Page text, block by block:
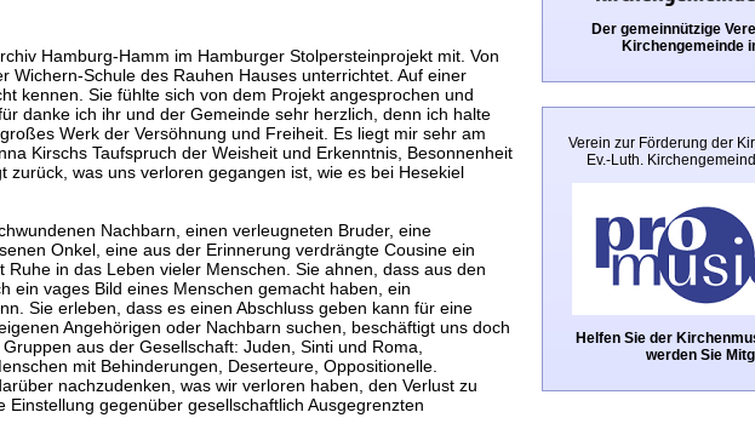
Der gemeinnützige
Kirchengemeinde
Verein zur Förderung der
Ev.-Luth.
Helfen Sie der
werden Sie
Hamburg-Hamm im Hamburger Stolpersteinprojekt mit. Von
Wichern-Schule des Rauhen Hauses unterrichtet. Auf einer
kennen. Sie fühlte sich von dem Projekt angesprochen und
danke ich ihr und der Gemeinde sehr herzlich, denn ich halte
Werk der Versöhnung und Freiheit. Es liegt mir sehr am
Kirschs Taufspruch der Weisheit und Erkenntnis, Besonnenheit
zurück, was uns verloren gegangen ist, wie es bei Hesekiel
Nachbarn, einen verleugneten Bruder, eine
Onkel, eine aus der Erinnerung verdrängte Cousine ein
in das Leben vieler Menschen. Sie ahnen, dass aus den
ein vages Bild eines Menschen gemacht haben, ein
Sie erleben, dass es einen Abschluss geben kann für eine
Angehörigen oder Nachbarn suchen, beschäftigt uns doch
aus der Gesellschaft: Juden, Sinti und Roma,
mit Behinderungen, Deserteure, Oppositionelle.
nachzudenken, was wir verloren haben, den Verlust zu
gegenüber gesellschaftlich Ausgegrenzten